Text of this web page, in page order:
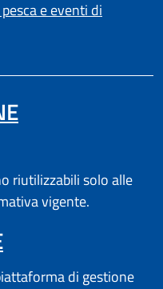
e eventi di
riutilizzabili solo alle
vigente.
(APRE IN
di gestione